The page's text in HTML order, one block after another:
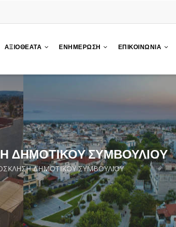
ΑΞΙΟΘΕΑΤΑ ΕΝΗΜΕΡΩΣΗ ΕΠΙΚΟΙΝΩΝΙΑ
ΔΗΜΟΤΙΚΟY ΣΥΜΒΟΥΛΙΟY
ΔΗΜΟΤΙΚΟY ΣΥΜΒΟΥΛΙΟY